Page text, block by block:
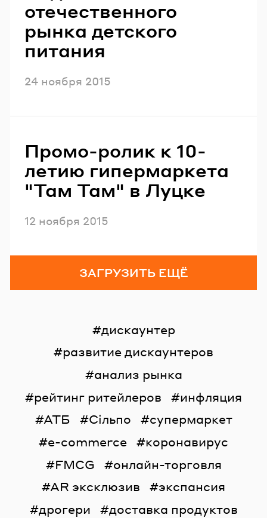
отечественного
рынка детского
питания
Опубликовано
24 ноября 2015
Промо-ролик к 10-
летию гипермаркета
"Там Там" в Луцке
Опубликовано
12 ноября 2015
ЗАГРУЗИТЬ ЕЩЁ
дискаунтер
развитие дискаунтеров
анализ рынка
рейтинг ритейлеров
инфляция
АТБ
Сільпо
супермаркет
e-commerce
коронавирус
FMCG
онлайн-торговля
AR эксклюзив
экспансия
дрогери
доставка продуктов